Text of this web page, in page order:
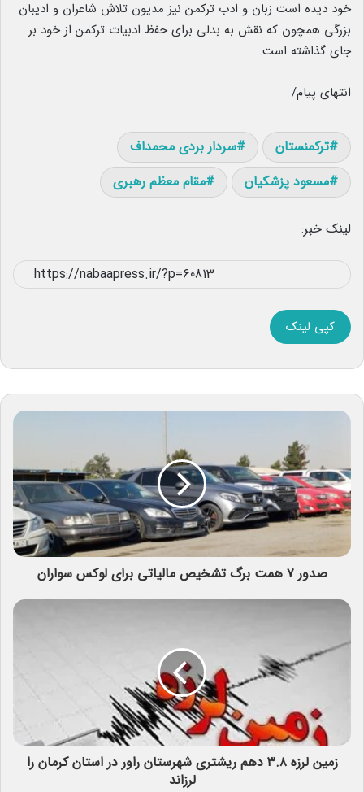
خود دیده است زبان و ادب ترکمن نیز مدیون تلاش شاعران و ادیبان
بزرگی همچون که نقش به بدلی برای حفظ ادبیات ترکمن از خود بر
جای گذاشته است.
انتهای پیام/
ترکمنستان
سردار بردی محمداف
مسعود پزشکیان
مقام معظم رهبری
لینک خبر:
کپی لینک
صدور ۷ همت برگ تشخیص مالیاتی برای لوکس سواران
زمین لرزه ۳.۸ دهم ریشتری شهرستان راور در استان کرمان را
لرزاند